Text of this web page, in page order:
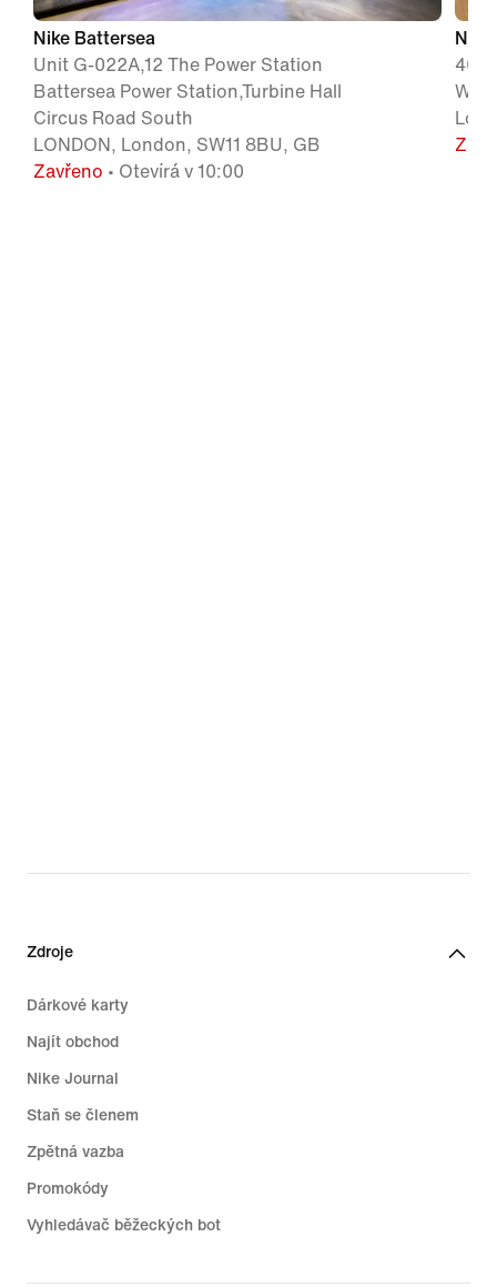
Nike Battersea
Unit G-022A,12 The Power Station
Battersea Power Station,Turbine Hall
Circus Road South
LONDON, London, SW11 8BU, GB
Zavřeno • Otevírá v 10:00
400
W1A
Zdroje
Dárkové karty
Najít obchod
Nike Journal
Staň se členem
Zpětná vazba
Promokódy
Vyhledávač běžeckých bot